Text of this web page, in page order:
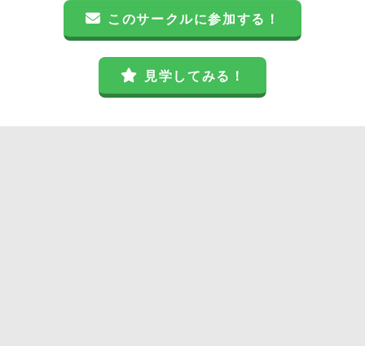
このサークルに参加する！
見学してみる！